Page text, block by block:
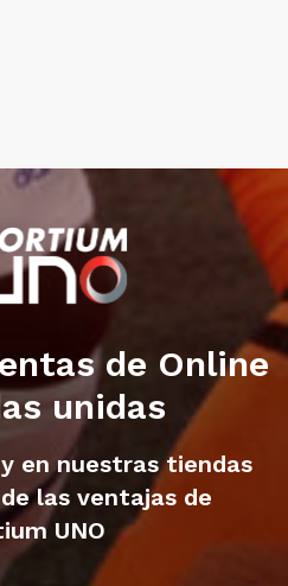
de Online
unidas
en nuestras tiendas
las ventajas de
UNO